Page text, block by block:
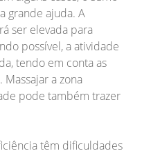
grande ajuda. A
ser elevada para
possível, a atividade
tendo em conta as
a zona
pode também trazer
têm dificuldades